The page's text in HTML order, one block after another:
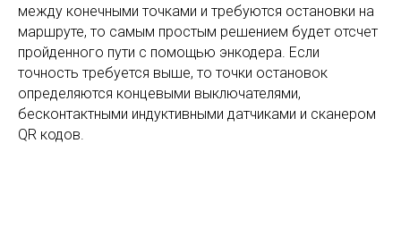
между конечными точками и требуются остановки на
маршруте, то самым простым решением будет отсчет
пройденного пути с помощью энкодера. Если
точность требуется выше, то точки остановок
определяются концевыми выключателями,
бесконтактными индуктивными датчиками и сканером
QR кодов.